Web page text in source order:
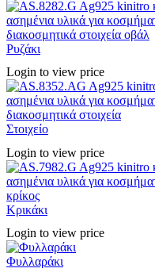
Ρυζάκι
Login to view price
Στοιχείο
Login to view price
Κρικάκι
Login to view price
Φυλλαράκι